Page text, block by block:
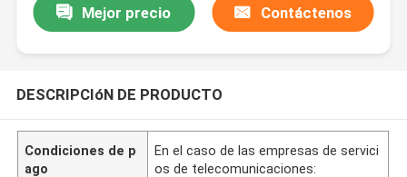
Mejor precio Contáctenos
DESCRIPCIóN DE PRODUCTO
Condiciones de p
ago
En el caso de las empresas de servici
os de telecomunicaciones: